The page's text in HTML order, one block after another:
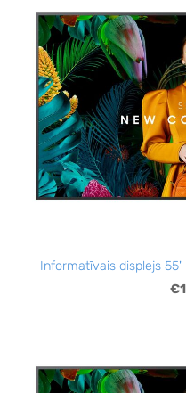
Informatīvais displejs 55"